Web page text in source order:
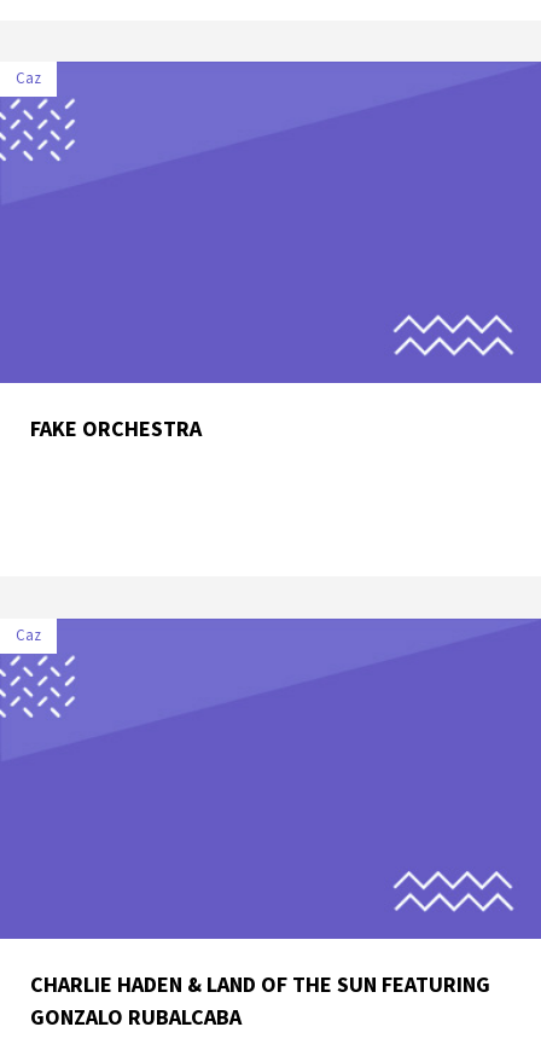
Caz
FAKE ORCHESTRA
Caz
CHARLIE HADEN & LAND OF THE SUN FEATURING
GONZALO RUBALCABA